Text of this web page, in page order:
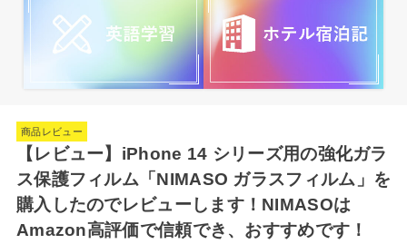
商品レビュー
【レビュー】iPhone 14 シリーズ用の強化ガラ
ス保護フィルム「NIMASO ガラスフィルム」を
購入したのでレビューします！NIMASOは
Amazon高評価で信頼でき、おすすめです！